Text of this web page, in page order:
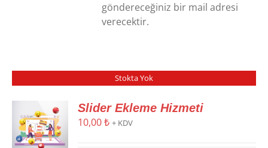
göndereceğiniz bir mail adresi
verecektir.
Stokta Yok
Slider Ekleme Hizmeti
10,00₺ + KDV